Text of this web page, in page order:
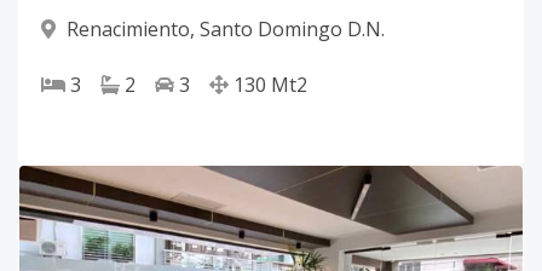
Renacimiento, Santo Domingo D.N.
3 2 3 130 Mt2